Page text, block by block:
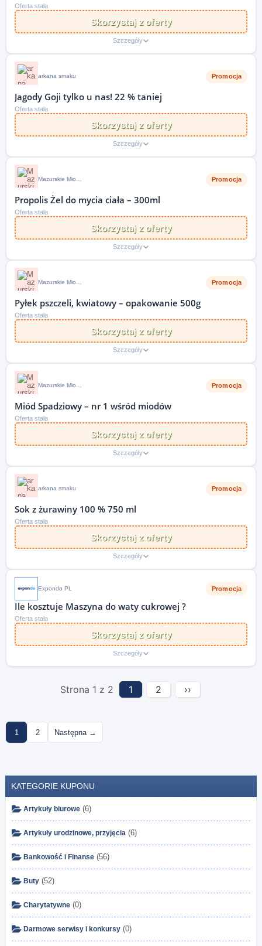
Oferta stała
Skorzystaj z oferty
Szczegóły
arkana smaku Promocja
Jagody Goji tylko u nas! 22 % taniej
Oferta stała
Skorzystaj z oferty
Szczegóły
Promocja
Propolis Żel do mycia ciała – 300ml
Oferta stała
Skorzystaj z oferty
Szczegóły
Promocja
Pyłek pszczeli, kwiatowy – opakowanie 500g
Oferta stała
Skorzystaj z oferty
Szczegóły
Promocja
Miód Spadziowy – nr 1 wśród miodów
Oferta stała
Skorzystaj z oferty
Szczegóły
arkana smaku Promocja
Sok z żurawiny 100 % 750 ml
Oferta stała
Skorzystaj z oferty
Szczegóły
Expondo PL Promocja
Ile kosztuje Maszyna do waty cukrowej ?
Oferta stała
Skorzystaj z oferty
Szczegóły
Strona 1 z 2 1 2 ››
1 2 Następna →
KATEGORIE KUPONU
Artykuły biurowe (6)
Artykuły urodzinowe, przyjęcia (6)
Bankowość i Finanse (56)
Buty (52)
Charytatywne (0)
Darmowe serwisy i konkursy (0)